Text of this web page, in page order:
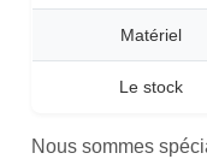
Matériel
Le stock
Nous sommes